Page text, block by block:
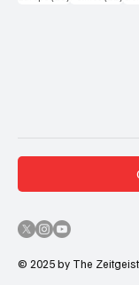
© 2025 by The